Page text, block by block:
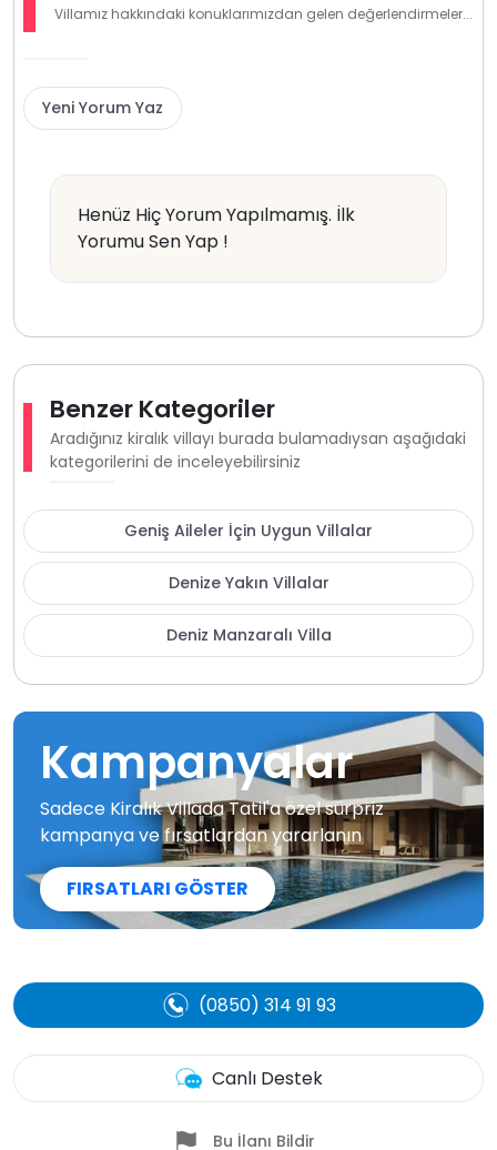
Villamız hakkındaki konuklarımızdan gelen değerlendirmeler...
Yeni Yorum Yaz
Henüz Hiç Yorum Yapılmamış. İlk
Yorumu Sen Yap !
Benzer Kategoriler
Aradığınız kiralık villayı burada bulamadıysan aşağıdaki
kategorilerini de inceleyebilirsiniz
Geniş Aileler İçin Uygun Villalar
Denize Yakın Villalar
Deniz Manzaralı Villa
Kampanyalar
Sadece Kiralık Villada Tatil'a özel sürpriz
kampanya ve fırsatlardan yararlanın
FIRSATLARI GÖSTER
(0850) 314 91 93
Canlı Destek
Bu İlanı Bildir